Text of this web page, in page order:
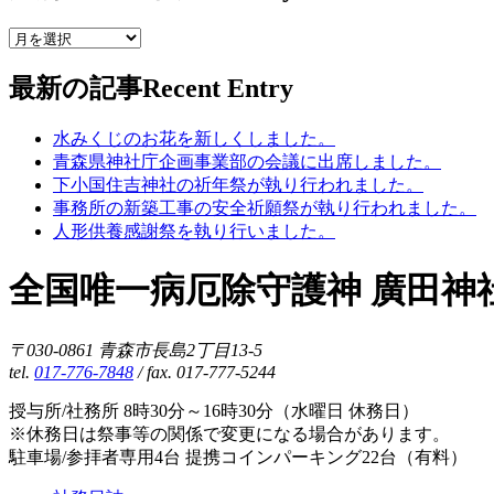
最新の記事Recent Entry
水みくじのお花を新しくしました。
青森県神社庁企画事業部の会議に出席しました。
下小国住吉神社の祈年祭が執り行われました。
事務所の新築工事の安全祈願祭が執り行われました。
人形供養感謝祭を執り行いました。
全国唯一病厄除守護神 廣田神
〒030-0861 青森市長島2丁目13-5
tel. 017-776-7848 / fax. 017-777-5244
授与所/社務所 8時30分～16時30分（水曜日 休務日）
※休務日は祭事等の関係で変更になる場合があります。
駐車場/参拝者専用4台 提携コインパーキング22台（有料）